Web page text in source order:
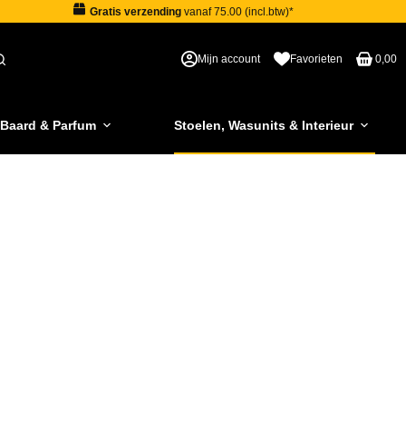
Gratis verzendingvanaf 75.00 (incl.btw)*
Mijn account Favorieten 0,00
& Parfum Stoelen, Wasunits & Interieur